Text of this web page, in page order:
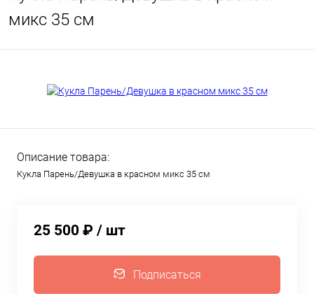
микс 35 см
Описание товара:
Кукла Парень/Девушка в красном микс 35 см
25 500 ₽ / шт
Подписаться